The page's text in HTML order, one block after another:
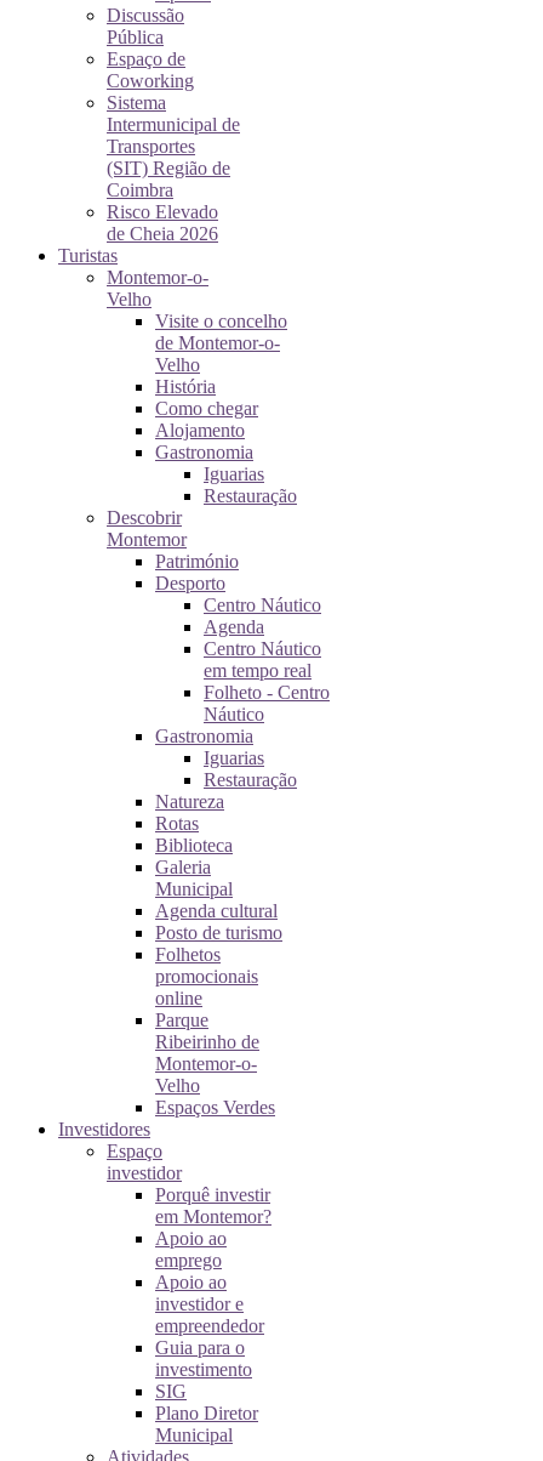
Discussão
Pública
Espaço de
Coworking
Sistema
Intermunicipal de
Transportes
(SIT) Região de
Coimbra
Risco Elevado
de Cheia 2026
Turistas
Montemor-o-
Velho
Visite o concelho
de Montemor-o-
Velho
História
Como chegar
Alojamento
Gastronomia
Iguarias
Restauração
Descobrir
Montemor
Património
Desporto
Centro Náutico
Agenda
Centro Náutico
em tempo real
Folheto - Centro
Náutico
Gastronomia
Iguarias
Restauração
Natureza
Rotas
Biblioteca
Galeria
Municipal
Agenda cultural
Posto de turismo
Folhetos
promocionais
online
Parque
Ribeirinho de
Montemor-o-
Velho
Espaços Verdes
Investidores
Espaço
investidor
Porquê investir
em Montemor?
Apoio ao
emprego
Apoio ao
investidor e
empreendedor
Guia para o
investimento
SIG
Plano Diretor
Municipal
Atividades